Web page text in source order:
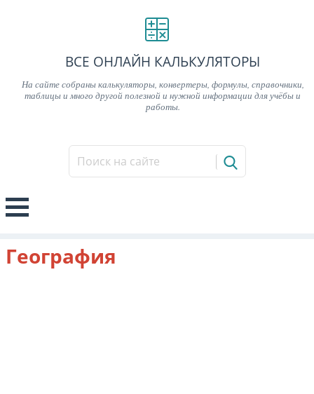
ВСЕ ОНЛАЙН КАЛЬКУЛЯТОРЫ
На сайте собраны калькуляторы, конвертеры, формулы, справочники,
таблицы и много другой полезной и нужной информации для учёбы и
работы.
География